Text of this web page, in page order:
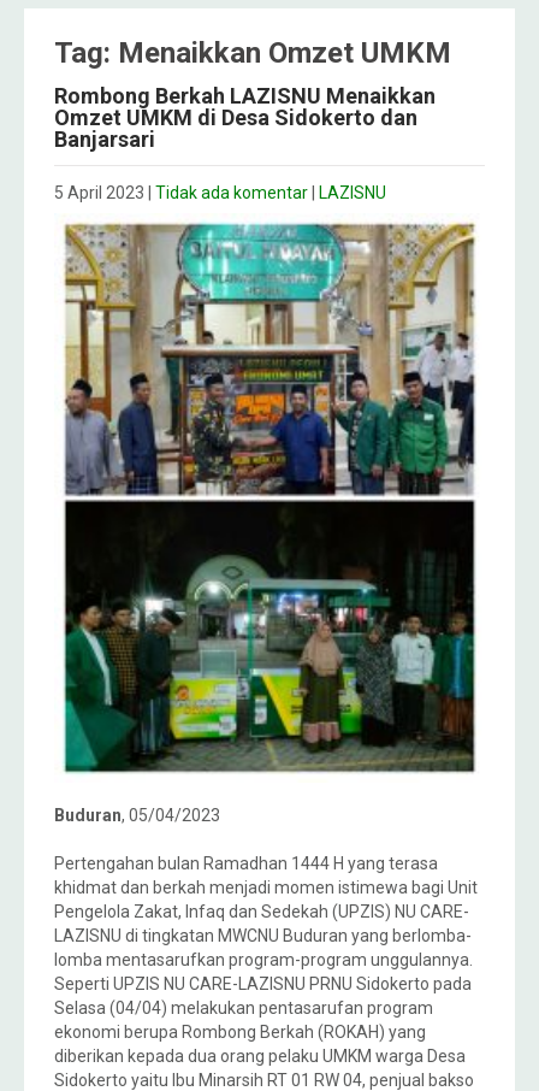
Tag: Menaikkan Omzet UMKM
Rombong Berkah LAZISNU Menaikkan
Omzet UMKM di Desa Sidokerto dan
Banjarsari
5 April 2023 Tidak ada komentar LAZISNU
Buduran, 05/04/2023
Pertengahan bulan Ramadhan 1444 H yang terasa
khidmat dan berkah menjadi momen istimewa bagi Unit
Pengelola Zakat, Infaq dan Sedekah (UPZIS) NU CARE-
LAZISNU di tingkatan MWCNU Buduran yang berlomba-
lomba mentasarufkan program-program unggulannya.
Seperti UPZIS NU CARE-LAZISNU PRNU Sidokerto pada
Selasa (04/04) melakukan pentasarufan program
ekonomi berupa Rombong Berkah (ROKAH) yang
diberikan kepada dua orang pelaku UMKM warga Desa
Sidokerto yaitu Ibu Minarsih RT 01 RW 04, penjual bakso